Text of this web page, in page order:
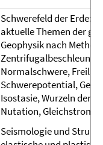
Schwerefeld der Erde:
aktuelle Themen der
Geophysik nach
Normalschwere,
Schwerepotential,
Isostasie, Wurzeln der
Nutation,
Seismologie und